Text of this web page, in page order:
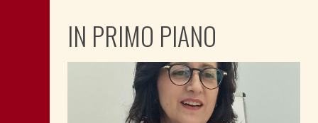
IN PRIMO PIANO